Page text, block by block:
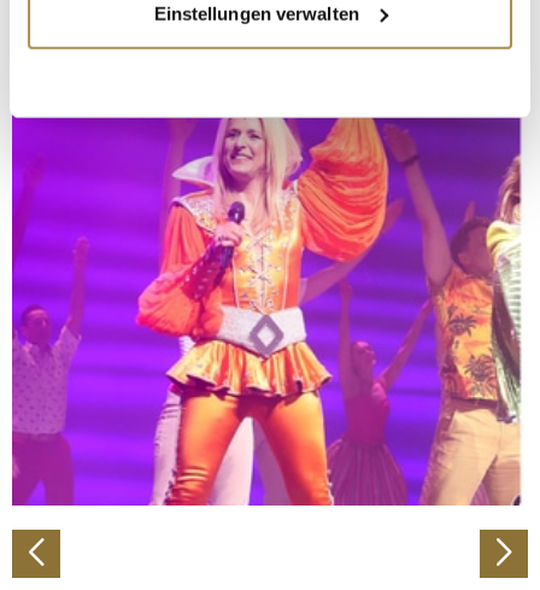
Informationen über Ihre geografische Lage
erfassen, welche bis auf einige Meter genau sein
bestimmten Merkmalen (Fingerprinting) identifizieren
Erfahren Sie mehr darüber, wie Ihre persönlichen Daten
verarbeitet werden, und legen Sie Ihre Präferenzen im
Abschnitt Einzelheitenfest.
Wir verwenden Cookies, um Inhalte und Anzeigen zu
personalisieren, Funktionen für soziale Medien anbieten
zu können und die Zugriffe auf unsere Website zu
analysieren. Außerdem geben wir Informationen zu Ihrer
Verwendung unserer Website an unsere Partner für
soziale Medien, Werbung und Analysen weiter. Unsere
Partner führen diese Informationen möglicherweise mit
weiteren Daten zusammen, die Sie ihnen bereitgestellt
gesammelt haben.
Einstellungen verwalten